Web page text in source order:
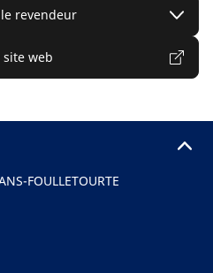
revendeur
site web
FOULLETOURTE